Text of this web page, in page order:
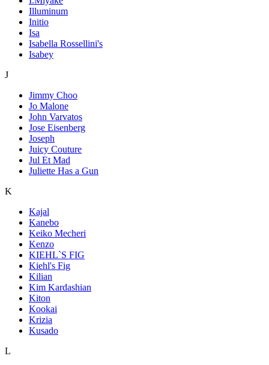
Illuminum
Initio
Isa
Isabella Rossellini's
Isabey
J
Jimmy Choo
Jo Malone
John Varvatos
Jose Eisenberg
Joseph
Juicy Couture
Jul Et Mad
Juliette Has a Gun
K
Kajal
Kanebo
Keiko Mecheri
Kenzo
KIEHL`S FIG
Kiehl's Fig
Kilian
Kim Kardashian
Kiton
Kookai
Krizia
Kusado
L